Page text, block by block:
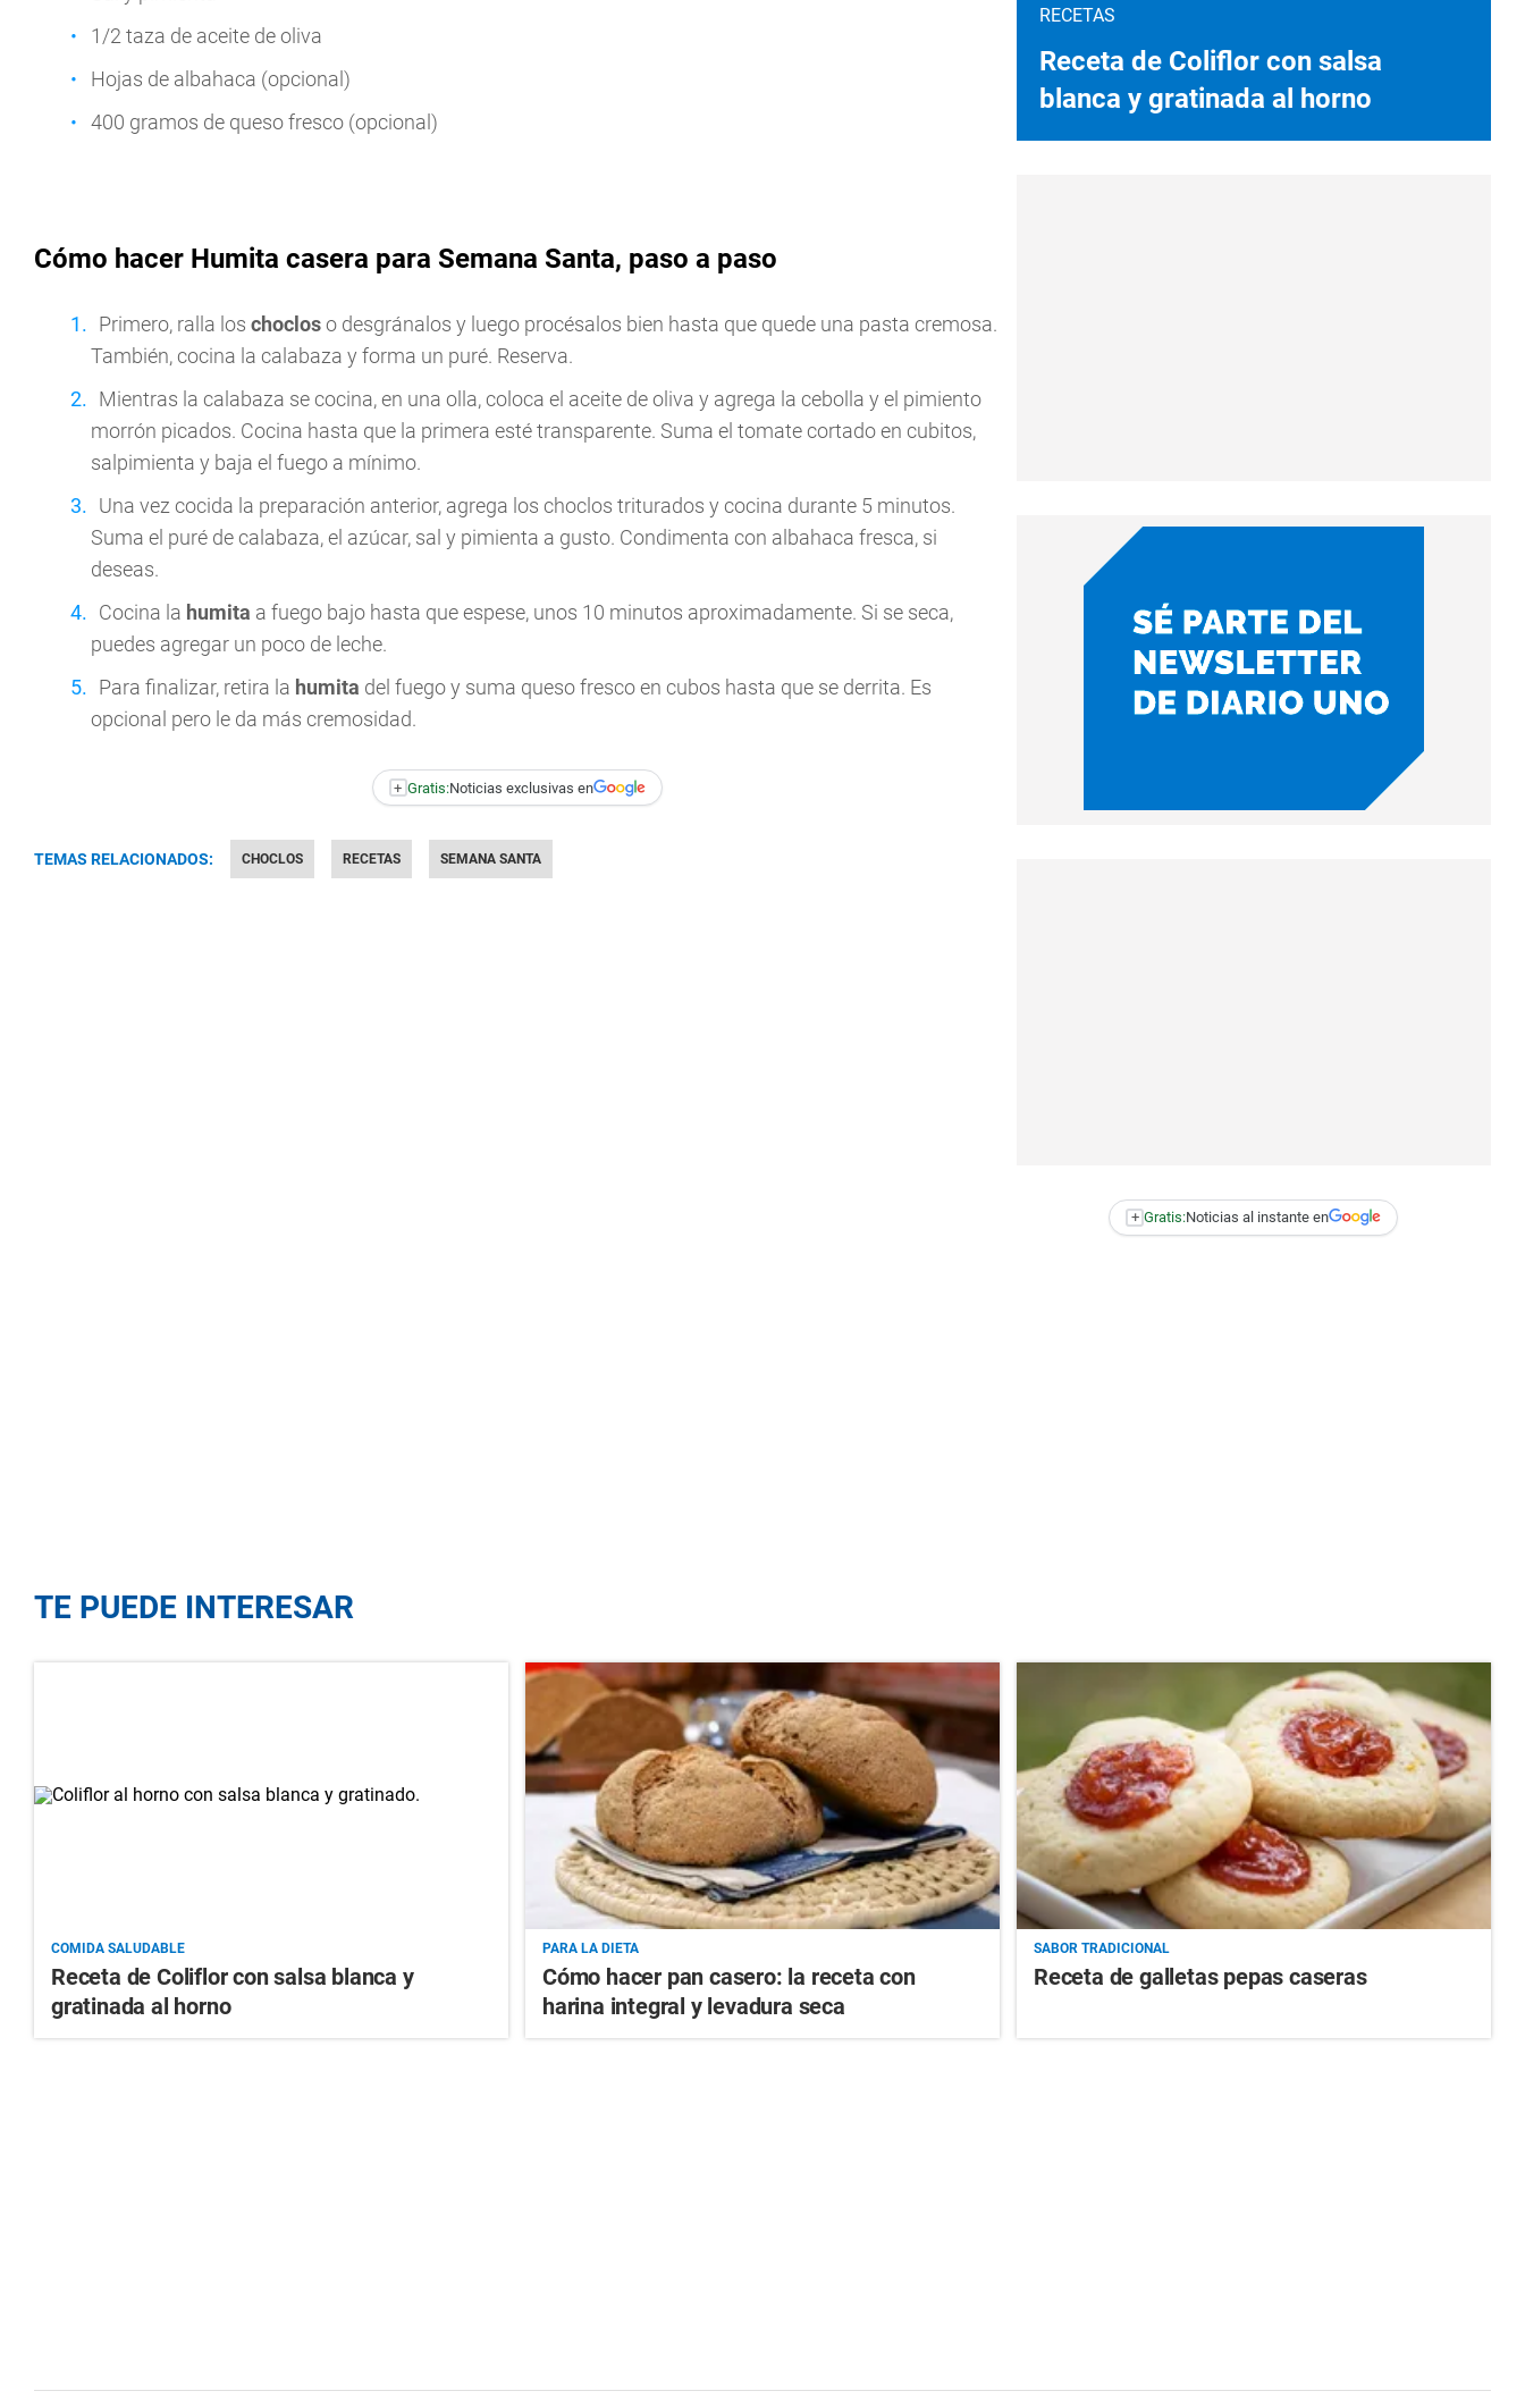
1/2 taza de aceite de oliva
Hojas de albahaca (opcional)
400 gramos de queso fresco (opcional)
Cómo hacer Humita casera para Semana Santa, paso a paso
Primero, ralla los chocloso desgránalos y luego procésalos bien hasta que quede una pasta cremosa.
También, cocina la calabaza y forma un puré. Reserva.
Mientras la calabaza se cocina, en una olla, coloca el aceite de oliva y agrega la cebolla y el pimiento
morrón picados. Cocina hasta que la primera esté transparente. Suma el tomate cortado en cubitos,
salpimienta y baja el fuego a mínimo.
Una vez cocida la preparación anterior, agrega los choclos triturados y cocina durante 5 minutos.
Suma el puré de calabaza, el azúcar, sal y pimienta a gusto. Condimenta con albahaca fresca, si
deseas.
Cocina la humita a fuego bajo hasta que espese, unos 10 minutos aproximadamente. Si se seca,
puedes agregar un poco de leche.
Para finalizar, retira la humita del fuego y suma queso fresco en cubos hasta que se derrita. Es
opcional pero le da más cremosidad.
+ Gratis:Noticias exclusivas en
TEMAS RELACIONADOS: CHOCLOS RECETAS SEMANA SANTA
RECETAS
Receta de Coliflor con salsa
blanca y gratinada al horno
+ Gratis:Noticias al instante en
TE PUEDE INTERESAR
COMIDA SALUDABLE
Receta de Coliflor con salsa blanca y
gratinada al horno
PARA LA DIETA
Cómo hacer pan casero: la receta con
harina integral y levadura seca
SABOR TRADICIONAL
Receta de galletas pepas caseras